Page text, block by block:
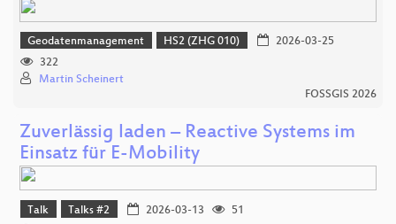
Geodatenmanagement HS2 (ZHG 010)
2026-03-25
322
Martin Scheinert
FOSSGIS 2026
Zuverlässig laden – Reactive Systems im
Einsatz für E-Mobility
Talk Talks #2 2026-03-13
51